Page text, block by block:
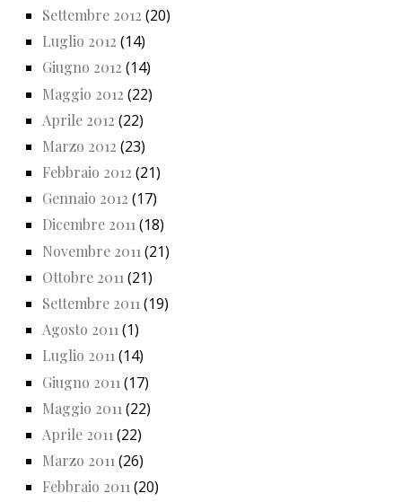
Settembre 2012 (20)
Luglio 2012 (14)
Giugno 2012 (14)
Maggio 2012 (22)
Aprile 2012 (22)
Marzo 2012 (23)
Febbraio 2012 (21)
Gennaio 2012 (17)
Dicembre 2011(18)
Novembre 2011 (21)
Ottobre 2011 (21)
Settembre 2011 (19)
Agosto 2011(1)
Luglio 2011(14)
Giugno 2011 (17)
Maggio 2011 (22)
Aprile 2011 (22)
Marzo 2011 (26)
Febbraio 2011(20)